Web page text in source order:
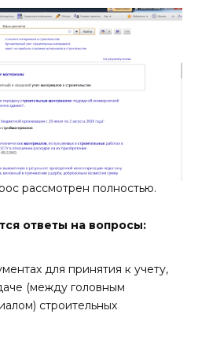
рассмотрен полностью.
ответы на вопросы:
для принятия к учету,
(между головным
строительных